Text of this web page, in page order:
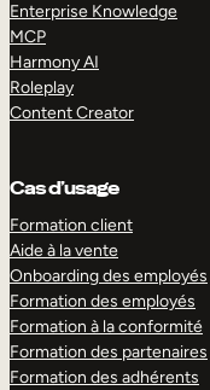
Enterprise Knowledge
MCP
Harmony AI
Roleplay
Content Creator
Cas d’usage
Formation client
Aide à la vente
Onboarding des employés
Formation des employés
Formation à la conformité
Formation des partenaires
Formation des adhérents